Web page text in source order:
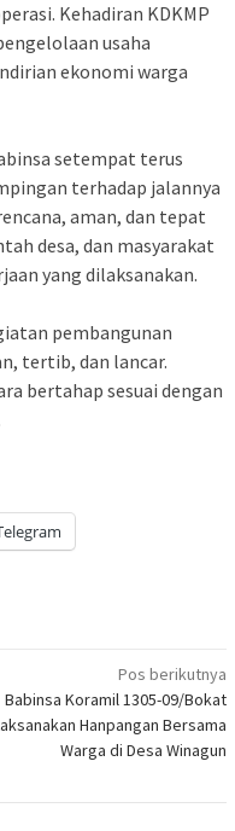
Kehadiran KDKMP
usaha
ekonomi warga
setempat terus
terhadap jalannya
aman, dan tepat
desa, dan masyarakat
yang dilaksanakan.
pembangunan
tertib, dan lancar.
bertahap sesuai dengan
Pos berikutnya
Babinsa Koramil 1305-09/Bokat
Hanpangan Bersama
Warga di Desa Winagun